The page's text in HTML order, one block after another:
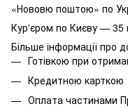
«Нововю поштою» по
Кур'єром по Києву — 35
Більше інформації про
Готівкою при
Кредитною карткою
Оплата частинами